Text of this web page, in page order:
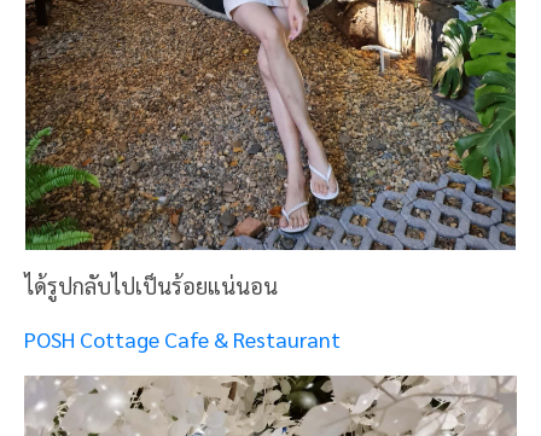
ได้รูปกลับไปเป็นร้อยแน่นอน
POSH Cottage Cafe & Restaurant